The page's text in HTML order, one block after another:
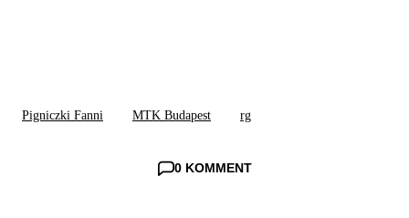
Pigniczki Fanni MTK Budapest rg
0 KOMMENT